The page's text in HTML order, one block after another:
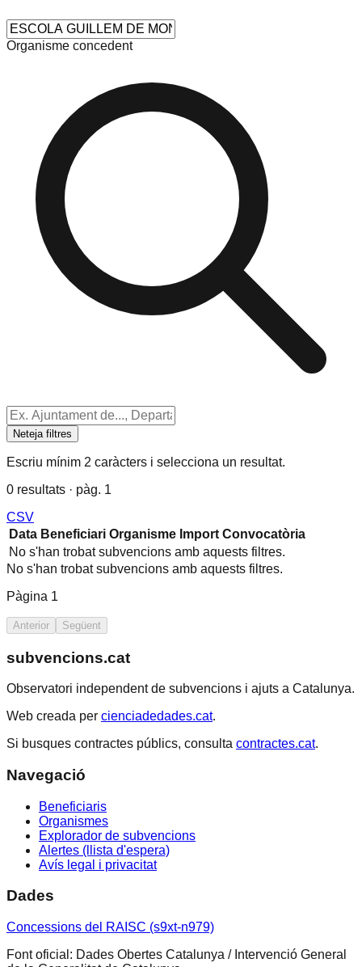
Organisme concedent
Neteja filtres
Escriu mínim 2 caràcters i selecciona un resultat.
0 resultats · pàg. 1
CSV
Data Beneficiari Organisme Import Convocatòria
No s'han trobat subvencions amb aquests filtres.
No s'han trobat subvencions amb aquests filtres.
Pàgina 1
Anterior Següent
subvencions.cat
Observatori independent de subvencions i ajuts a Catalunya.
Web creada per cienciadedades.cat.
Si busques contractes públics, consulta contractes.cat.
Navegació
Beneficiaris
Organismes
Explorador de subvencions
Alertes (llista d'espera)
Avís legal i privacitat
Dades
Concessions del RAISC (s9xt-n979)
Font oficial: Dades Obertes Catalunya / Intervenció General